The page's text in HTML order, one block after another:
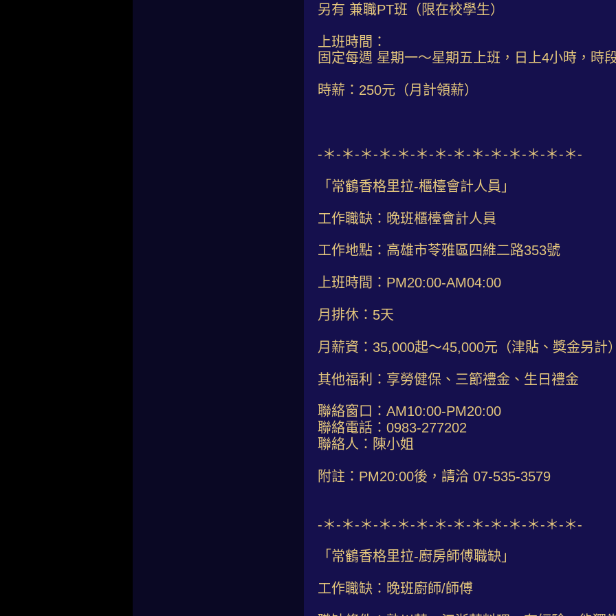
另有 兼職PT班（限在校學生）
上班時間：
固定每週 星期一～星期五上班，日上4小時，時
時薪：250元（月計領薪）
-＊-＊-＊-＊-＊-＊-＊-＊-＊-＊-＊-＊-＊-＊-
「常鶴香格里拉-櫃檯會計人員」
工作職缺：晚班櫃檯會計人員
工作地點：高雄市苓雅區四維二路353號
上班時間：PM20:00-AM04:00
月排休：5天
月薪資：35,000起～45,000元（津貼、獎金另計
其他福利：享勞健保、三節禮金、生日禮金
聯絡窗口：AM10:00-PM20:00
聯絡電話：0983-277202
聯絡人：陳小姐
附註：PM20:00後，請洽 07-535-3579
-＊-＊-＊-＊-＊-＊-＊-＊-＊-＊-＊-＊-＊-＊-
「常鶴香格里拉-廚房師傅職缺」
工作職缺：晚班廚師/師傅